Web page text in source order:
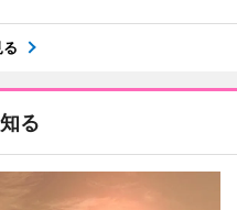
る
る